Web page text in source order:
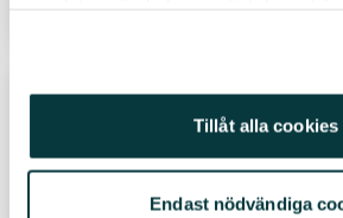
Tillåt alla cookies
Endast nödvändiga
Återanvändbara raketer,
energisystem och nästa
teknikskifte
Återanvändbara raketer och